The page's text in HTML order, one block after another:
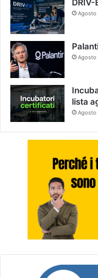
Agosto
Agosto
lista
Agosto